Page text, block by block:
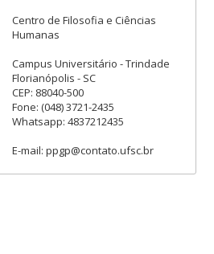
Centro de Filosofia e Ciências
Humanas
Campus Universitário - Trindade
Florianópolis - SC
CEP: 88040-500
Fone: (048) 3721-2435
Whatsapp: 4837212435
E-mail: ppgp@contato.ufsc.br